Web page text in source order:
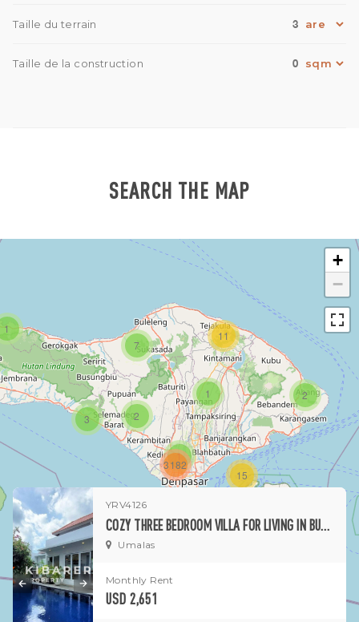
Taille du terrain 3
Taille de la construction 0
SEARCH THE MAP
1
1
1
3
7
2
15
11
3182
2
+
−
YRV4126
COZY THREE BEDROOM VILLA FOR LIVING IN BUMBAK UMALAS
Umalas
Monthly Rent
USD 2,651